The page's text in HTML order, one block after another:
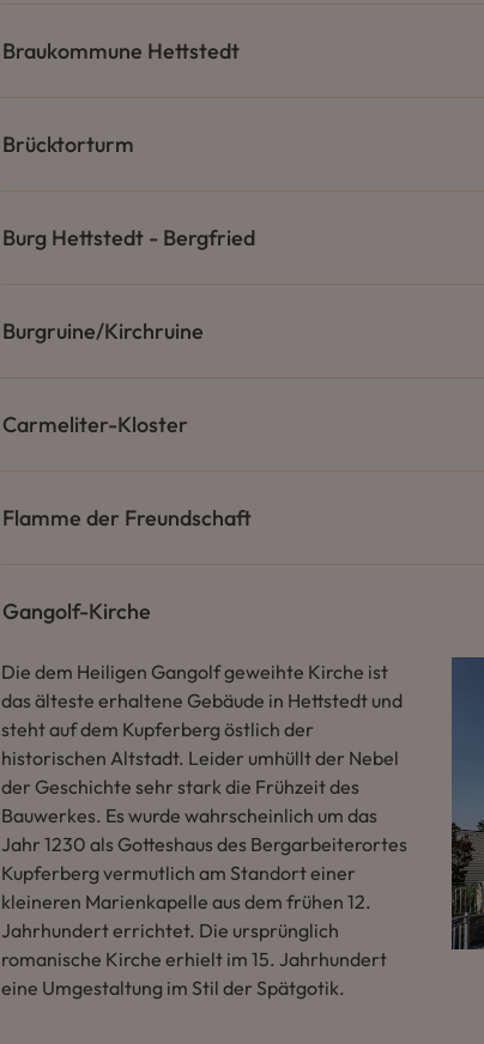
Braukommune Hettstedt
Brücktorturm
Burg Hettstedt - Bergfried
Burgruine/Kirchruine
Carmeliter-Kloster
Flamme der Freundschaft
Gangolf-Kirche
Die dem Heiligen Gangolf geweihte Kirche ist
das älteste erhaltene Gebäude in Hettstedt und
steht auf dem Kupferberg östlich der
historischen Altstadt. Leider umhüllt der Nebel
der Geschichte sehr stark die Frühzeit des
Bauwerkes. Es wurde wahrscheinlich um das
Jahr 1230 als Gotteshaus des Bergarbeiterortes
Kupferberg vermutlich am Standort einer
kleineren Marienkapelle aus dem frühen 12.
Jahrhundert errichtet. Die ursprünglich
romanische Kirche erhielt im 15. Jahrhundert
eine Umgestaltung im Stil der Spätgotik.